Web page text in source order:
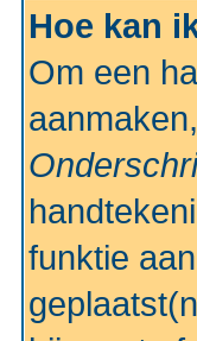
Hoe kan
Om een
funktie